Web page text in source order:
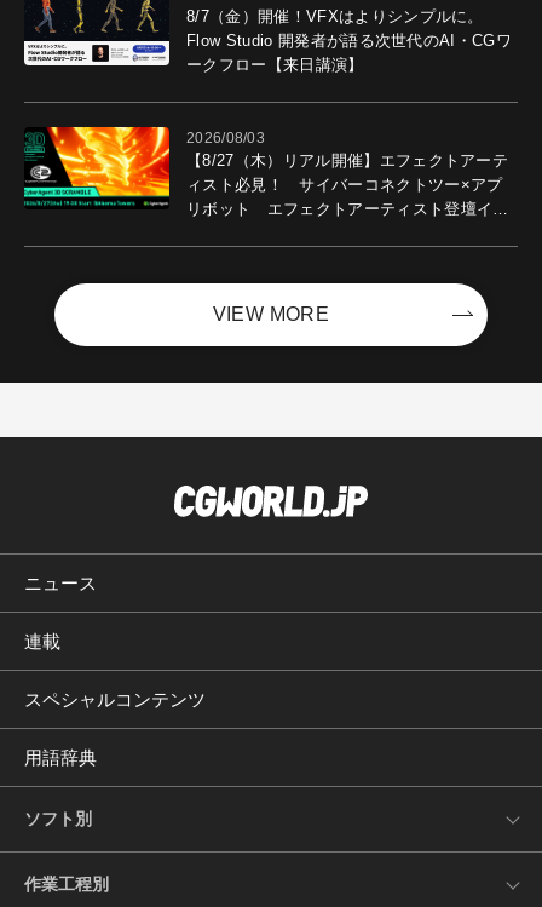
8/7（金）開催！VFXはよりシンプルに。
Flow Studio 開発者が語る次世代のAI・CGワ
ークフロー【来日講演】
2026/08/03
【8/27（木）リアル開催】エフェクトアーテ
ィスト必見！ サイバーコネクトツー×アプ
リボット エフェクトアーティスト登壇イベ
VIEW MORE
ニュース
連載
スペシャルコンテンツ
用語辞典
ソフト別
作業工程別